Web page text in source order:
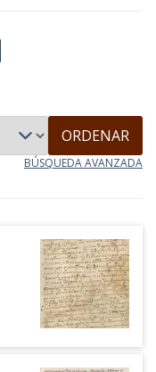
ORDENAR
BÚSQUEDA AVANZADA